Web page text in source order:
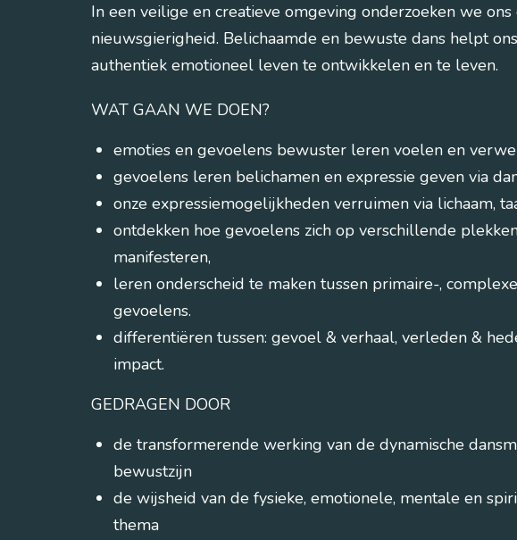
In een veilige en creatieve omgeving onderzoeken we
nieuwsgierigheid. Belichaamde en bewuste dans helpt
authentiek emotioneel leven te ontwikkelen en te leven.
WAT GAAN WE DOEN?
emoties en gevoelens bewuster leren voelen en
gevoelens leren belichamen en expressie geven via
onze expressiemogelijkheden verruimen via lichaam,
ontdekken hoe gevoelens zich op verschillende
manifesteren,
leren onderscheid te maken tussen primaire-,
gevoelens.
differentiëren tussen: gevoel & verhaal, verleden &
impact.
GEDRAGEN DOOR
de transformerende werking van de dynamische
bewustzijn
de wijsheid van de fysieke, emotionele, mentale en
thema